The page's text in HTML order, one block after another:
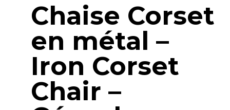
Chaise Corset
en métal –
Iron Corset
Chair –